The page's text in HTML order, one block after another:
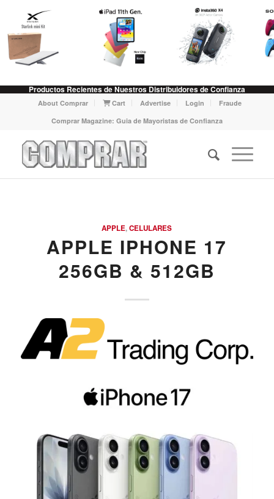
Productos Recientes de Nuestros Distribuidores de Confianza
About Comprar Cart Advertise Login
Fraude
Comprar Magazine: Guia de Mayoristas de Confianza
APPLE,CELULARES
APPLE IPHONE 17
256GB & 512GB